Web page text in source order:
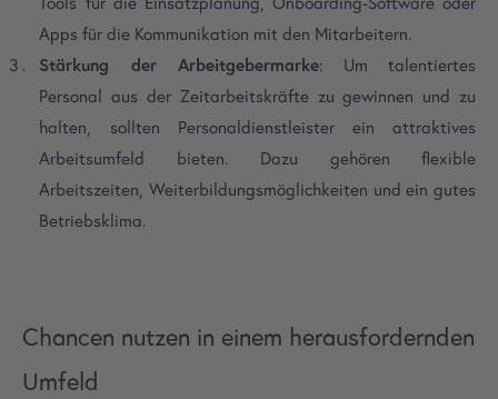
Apps für die Kommunikation mit den Mitarbeitern.
Stärkung der Arbeitgebermarke: Um talentiertes
Personal aus der Zeitarbeitskräfte zu gewinnen und zu
halten, sollten Personaldienstleister ein attraktives
Arbeitsumfeld bieten. Dazu gehören flexible
Arbeitszeiten, Weiterbildungsmöglichkeiten und ein gutes
Betriebsklima.
Chancen nutzen in einem herausfordernden
Umfeld